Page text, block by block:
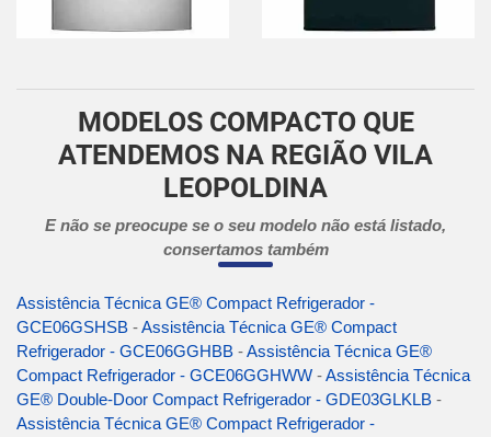
MODELOS COMPACTO QUE
ATENDEMOS NA REGIÃO VILA
LEOPOLDINA
E não se preocupe se o seu modelo não está listado,
consertamos também
Assistência Técnica GE® Compact Refrigerador -
GCE06GSHSB -Assistência Técnica GE® Compact
Refrigerador - GCE06GGHBB -Assistência Técnica GE®
Compact Refrigerador - GCE06GGHWW -Assistência Técnica
GE® Double-Door Compact Refrigerador - GDE03GLKLB -
Assistência Técnica GE® Compact Refrigerador -